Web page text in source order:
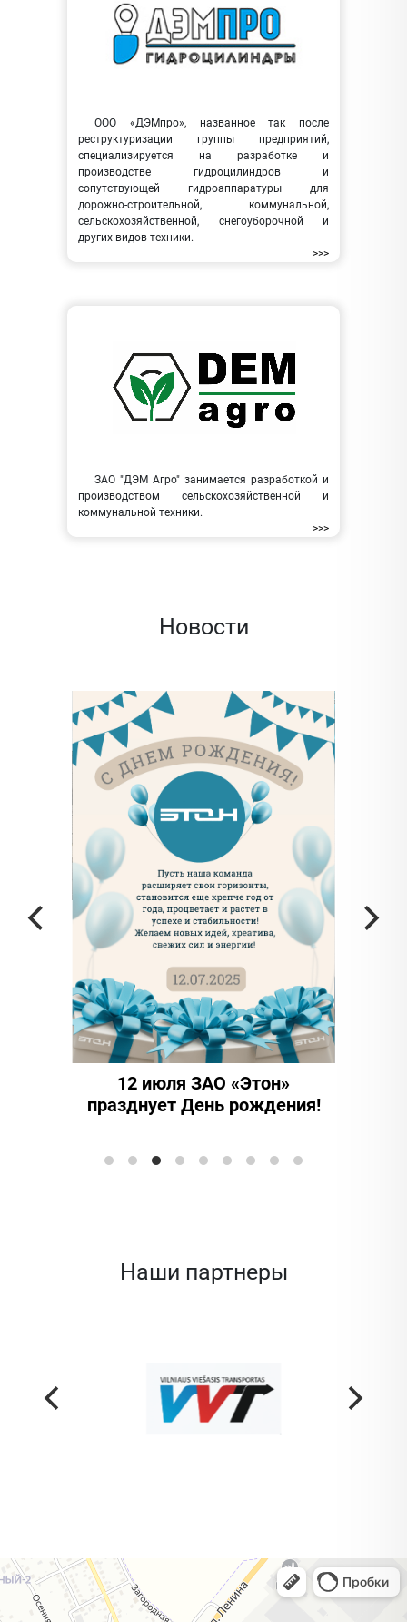
ООО «ДЭМпро», названное так после
реструктуризации группы предприятий,
специализируется на разработке и
производстве гидроцилиндров и
сопутствующей гидроаппаратуры для
дорожно-строительной, коммунальной,
сельскохозяйственной, снегоуборочной и
других видов техники.
>>>
ЗАО "ДЭМ Агро" занимается разработкой и
производством сельскохозяйственной и
коммунальной техники.
>>>
Новости
12 июля ЗАО «Этон»
празднует День рождения!
Наши партнеры
Жодино
Кузнечная улица, 20 — Яндекс Карты